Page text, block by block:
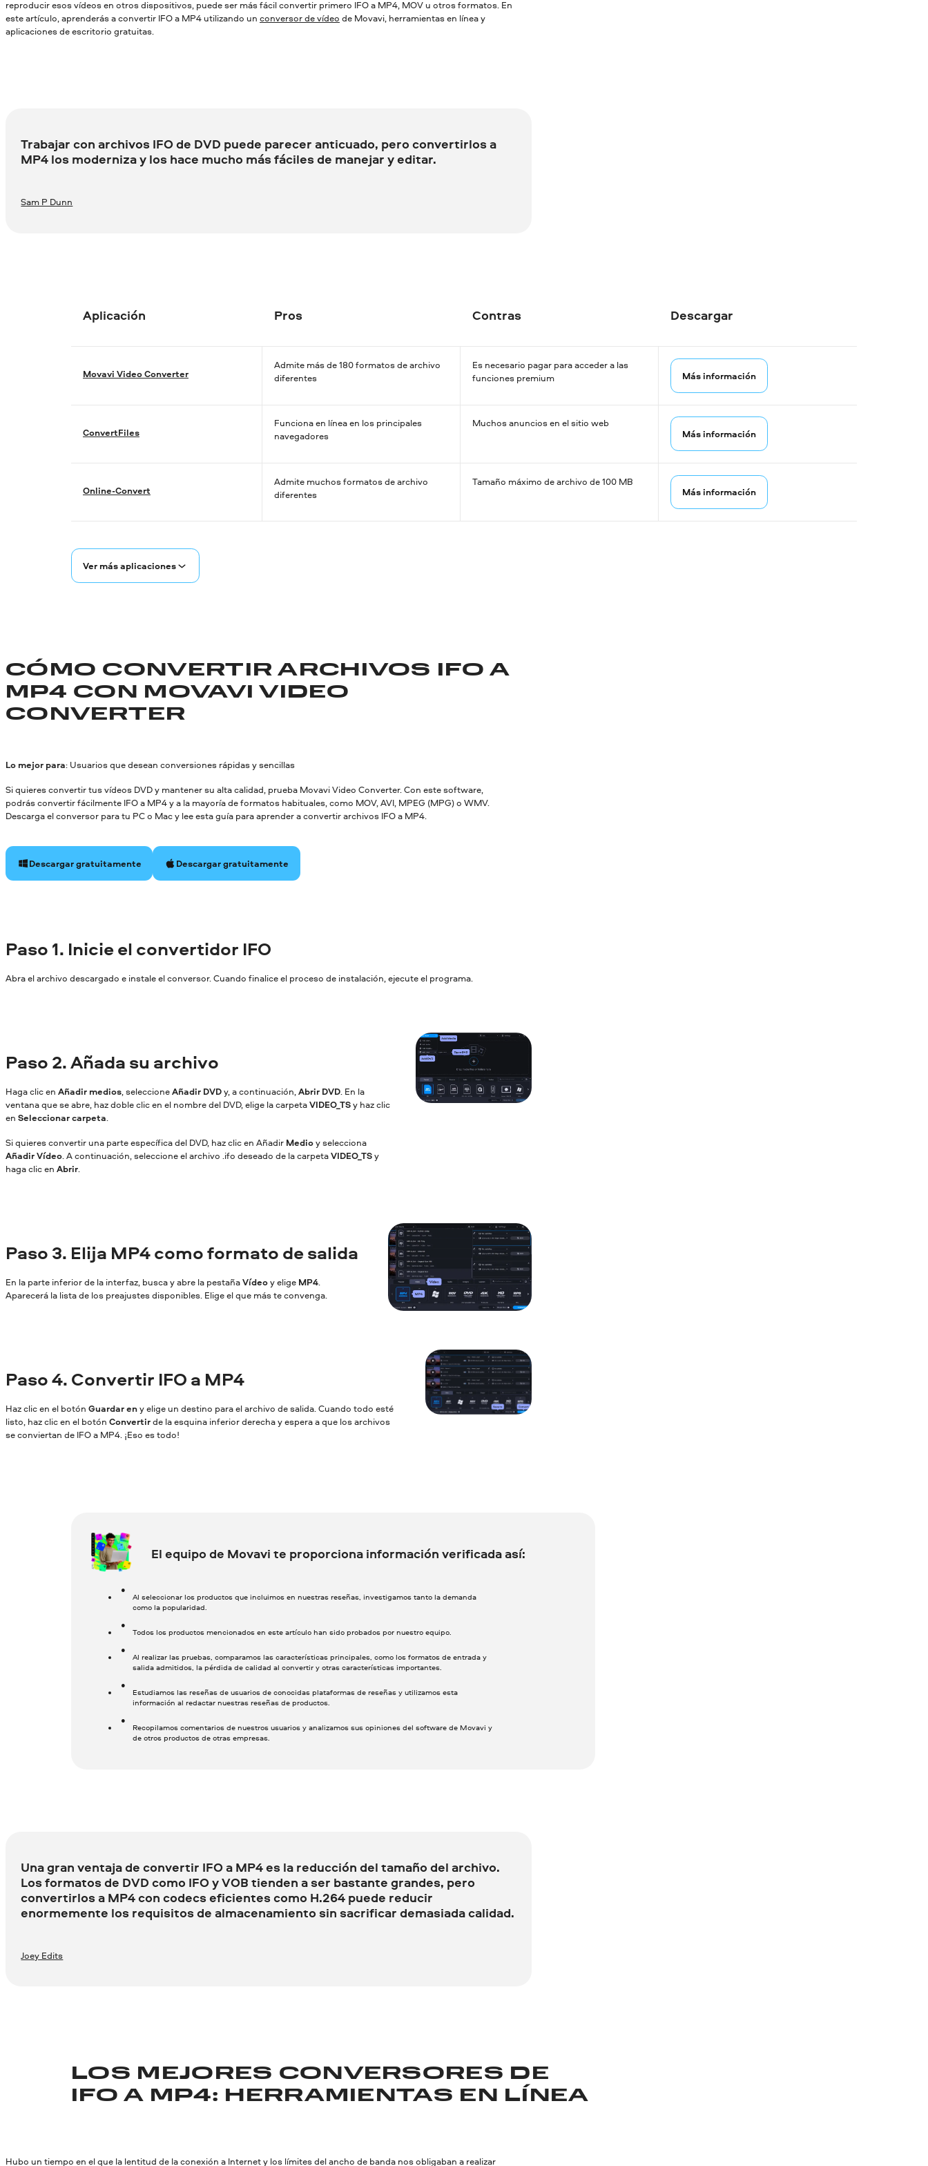
reproducir esos vídeos en otros dispositivos, puede ser más fácil convertir primero IFO a MP4, MOV u otros formatos. En
este artículo, aprenderás a convertir IFO a MP4 utilizando un conversor de vídeo de Movavi, herramientas en línea y
aplicaciones de escritorio gratuitas.
Trabajar con archivos IFO de DVD puede parecer anticuado, pero convertirlos a
MP4 los moderniza y los hace mucho más fáciles de manejar y editar.
Sam P Dunn
Aplicación Pros Contras Descargar
Movavi Video Converter
Admite más de 180 formatos de archivo
diferentes
Es necesario pagar para acceder a las
funciones premium
Más información
ConvertFiles
Funciona en línea en los principales
navegadores
Muchos anuncios en el sitio web
Más información
Online-Convert
Admite muchos formatos de archivo
diferentes
Tamaño máximo de archivo de 100 MB
Más información
Ver más aplicaciones
CÓMO CONVERTIR ARCHIVOS IFO A
MP4 CON MOVAVI VIDEO
CONVERTER
Lo mejor para: Usuarios que desean conversiones rápidas y sencillas
Si quieres convertir tus vídeos DVD y mantener su alta calidad, prueba Movavi Video Converter. Con este software,
podrás convertir fácilmente IFO a MP4 y a la mayoría de formatos habituales, como MOV, AVI, MPEG (MPG) o WMV.
Descarga el conversor para tu PC o Mac y lee esta guía para aprender a convertir archivos IFO a MP4.
Descargar gratuitamente Descargar gratuitamente
Paso 1. Inicie el convertidor IFO
Abra el archivo descargado e instale el conversor. Cuando finalice el proceso de instalación, ejecute el programa.
Paso 2. Añada su archivo
Haga clic en Añadir medios, seleccioneAñadir DVDy, a continuación,Abrir DVD. En la
ventana que se abre, haz doble clic en el nombre del DVD, elige la carpetaVIDEO_TSy haz clic
en Seleccionar carpeta.
Si quieres convertir una parte específica del DVD, haz clic en Añadir Medioy selecciona
Añadir Vídeo. A continuación, seleccione el archivo .ifo deseado de la carpetaVIDEO_TSy
haga clic en Abrir.
Paso 3. Elija MP4 como formato de salida
En la parte inferior de la interfaz, busca y abre la pestañaVídeoy elige MP4
Aparecerá la lista de los preajustes disponibles. Elige el que más te convenga.
Paso4. Convertir IFO a MP4
Haz clic en el botón Guardar eny elige un destino para el archivo de salida. Cuando todo esté
listo, haz clic en el botón Convertirde la esquina inferior derecha y espera a que los archivos
se conviertan de IFO a MP4. ¡Eso es todo!
El equipo de Movavi te proporciona información verificada así:
Al seleccionar los productos que incluimos en nuestras reseñas, investigamos tanto la demanda
como la popularidad.
Todos los productos mencionados en este artículo han sido probados por nuestro equipo.
Al realizar las pruebas, comparamos las características principales, como los formatos de entrada y
salida admitidos, la pérdida de calidad al convertir y otras características importantes.
Estudiamos las reseñas de usuarios de conocidas plataformas de reseñas y utilizamos esta
información al redactar nuestras reseñas de productos.
Recopilamos comentarios de nuestros usuarios y analizamos sus opiniones del software de Movavi y
de otros productos de otras empresas.
Una gran ventaja de convertir IFO a MP4 es la reducción del tamaño del archivo.
Los formatos de DVD como IFO y VOB tienden a ser bastante grandes, pero
convertirlos a MP4 con codecs eficientes como H.264 puede reducir
enormemente los requisitos de almacenamiento sin sacrificar demasiada calidad.
Joey Edits
LOS MEJORES CONVERSORES DE
IFO A MP4: HERRAMIENTAS EN LÍNEA
Hubo un tiempo en el que la lentitud de la conexión a Internet y los límites del ancho de banda nos obligaban a realizar